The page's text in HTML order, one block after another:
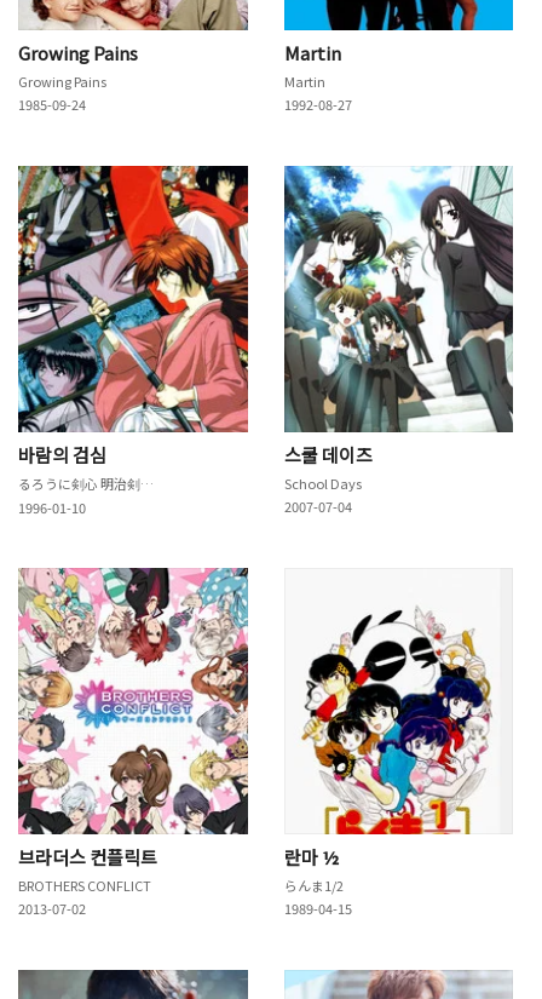
Growing Pains
Growing Pains
1985-09-24
Martin
Martin
1992-08-27
바람의 검심
るろうに剣心 明治剣客浪漫譚
1996-01-10
스쿨 데이즈
School Days
2007-07-04
브라더스 컨플릭트
BROTHERS CONFLICT
2013-07-02
란마 ½
らんま1/2
1989-04-15